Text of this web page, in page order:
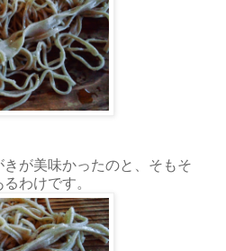
が美味かったのと、そもそ
わけです。